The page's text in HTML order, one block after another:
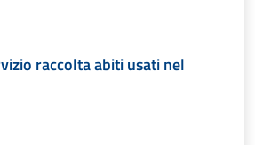
raccolta abiti usati nel